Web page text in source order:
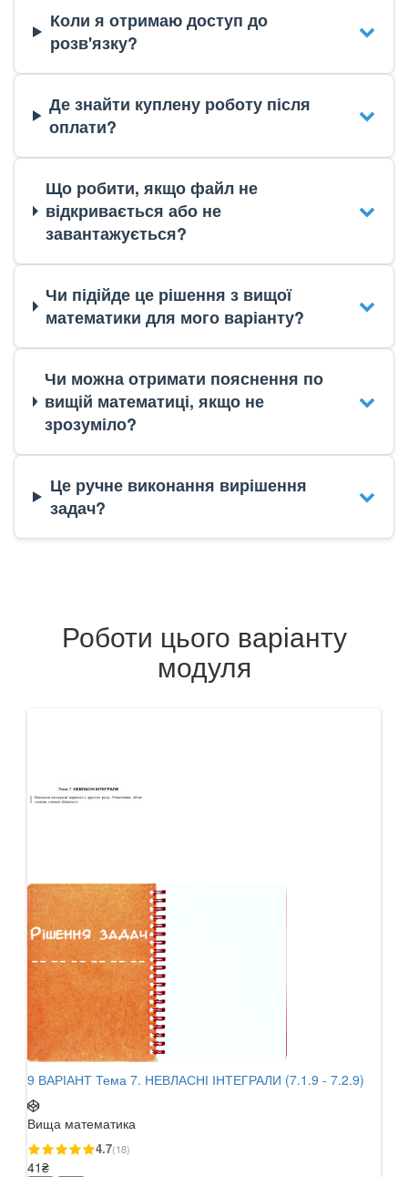
Коли я отримаю доступ до
розв'язку?
Де знайти куплену роботу після
оплати?
Що робити, якщо файл не
відкривається або не
завантажується?
Чи підійде це рішення з вищої
математики для мого варіанту?
Чи можна отримати пояснення по
вищій математиці, якщо не
зрозуміло?
Це ручне виконання вирішення
задач?
Роботи цього варіанту
модуля
9 ВАРІАНТ Тема 7. НЕВЛАСНІ ІНТЕГРАЛИ (7.1.9 - 7.2.9)
Вища математика
4.7(18)
41₴